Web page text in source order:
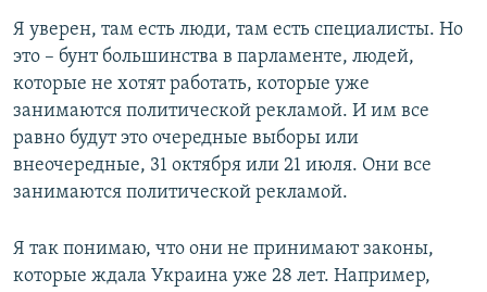
Я уверен, там есть люди, там есть специалисты. Но
это – бунт большинства в парламенте, людей,
которые не хотят работать, которые уже
занимаются политической рекламой. И им все
равно будут это очередные выборы или
внеочередные, 31 октября или 21 июля. Они все
занимаются политической рекламой.
Я так понимаю, что они не принимают законы,
которые ждала Украина уже 28 лет. Например,